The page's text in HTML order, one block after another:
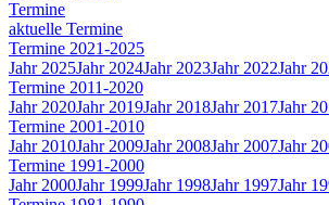
Termine
aktuelle Termine
Termine 2021-2025
Jahr 2025Jahr 2024Jahr 2023Jahr 2022Jahr
Termine 2011-2020
Jahr 2020Jahr 2019Jahr 2018Jahr 2017Jahr
Termine 2001-2010
Jahr 2010Jahr 2009Jahr 2008Jahr 2007Jahr
Termine 1991-2000
Jahr 2000Jahr 1999Jahr 1998Jahr 1997Jahr